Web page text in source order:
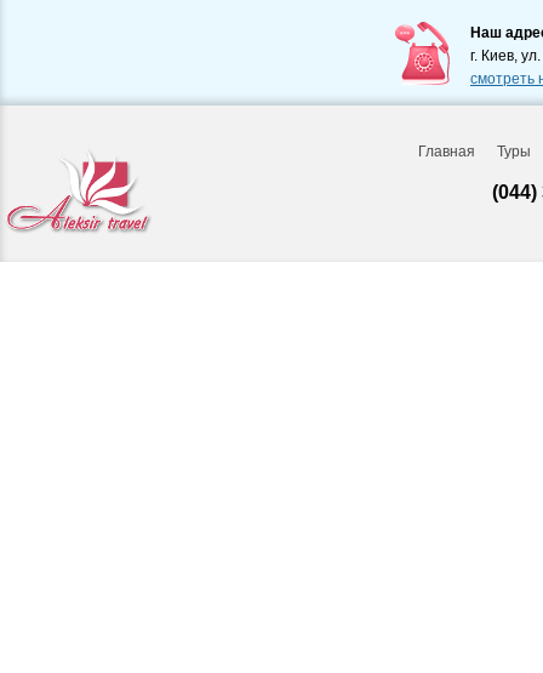
Наш
г. Киев,
смотреть
Главная Туры
(044)